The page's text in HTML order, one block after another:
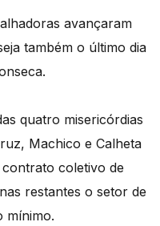
avançaram
também o último dia
quatro misericórdias
Machico e Calheta
coletivo de
restantes o setor de
mínimo.